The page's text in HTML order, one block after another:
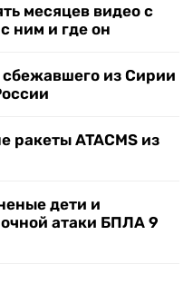
месяцев видео с
ним и где он
сбежавшего из Сирии
ATACMS из
дети и
атаки БПЛА 9